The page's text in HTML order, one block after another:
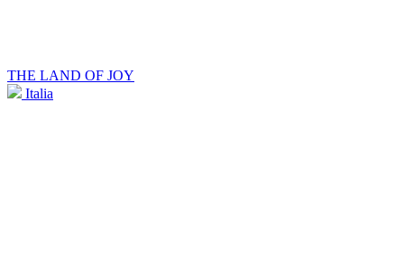
THE LAND OF JOY
Italia